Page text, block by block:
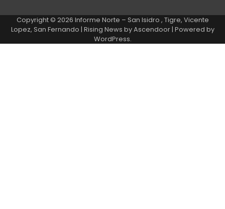
Copyright © 2026 Informe Norte – San Isidro , Tigre, Vicente
Lopez, San Fernando | Rising News byAscendoor| Powered by
WordPress.